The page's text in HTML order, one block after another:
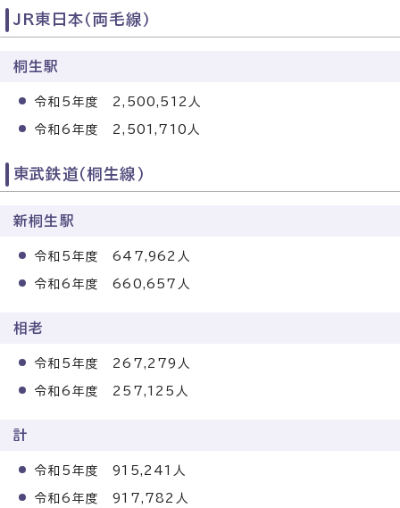
JR東日本（両毛線）
桐生駅
令和5年度 2,500,512人
令和6年度 2,501,710人
東武鉄道（桐生線）
新桐生駅
令和5年度 647,962人
令和6年度 660,657人
相老
令和5年度 267,279人
令和6年度 257,125人
計
令和5年度 915,241人
令和6年度 917,782人